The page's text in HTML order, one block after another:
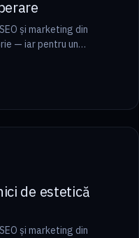
și marketing din
— iar pentru un
7 min
de estetică
și marketing din